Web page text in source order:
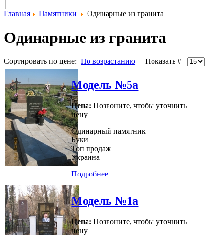
Главная Памятники Одинарные из гранита
Одинарные из гранита
Сортировать по цене: По возрастанию Показать #
Модель №5а
Цена: Позвоните, чтобы уточнить
цену
Одинарный памятник
Буки
Топ продаж
Украина
Подробнее...
Модель №1а
Цена: Позвоните, чтобы уточнить
цену